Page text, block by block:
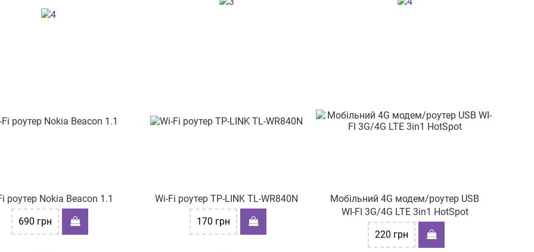
роутер Nokia Beacon 1.1
690 грн
Wi-Fi роутер TP-LINK TL-WR840N
170 грн
Мобільний 4G модем/роутер USB
WI-FI 3G/4G LTE 3in1 HotSpot
220 грн